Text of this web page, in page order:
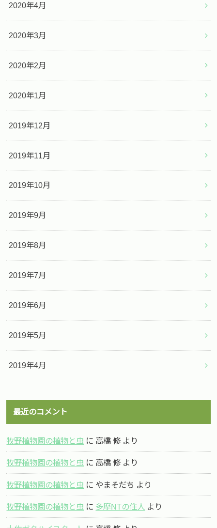
2020年4月
2020年3月
2020年2月
2020年1月
2019年12月
2019年11月
2019年10月
2019年9月
2019年8月
2019年7月
2019年6月
2019年5月
2019年4月
最近のコメント
牧野植物園の植物と虫 に 高橋 修 より
牧野植物園の植物と虫 に 高橋 修 より
牧野植物園の植物と虫 に やまそだち より
牧野植物園の植物と虫 に 多摩NTの住人 より